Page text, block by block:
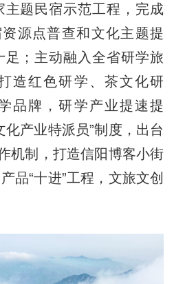
主题民宿示范工程，完成
源点普查和文化主题提
；主动融入全省研学旅
造红色研学、茶文化研
品牌，研学产业提速提
化产业特派员”制度，出台
机制，打造信阳博客小街
品“十进”工程，文旅文创